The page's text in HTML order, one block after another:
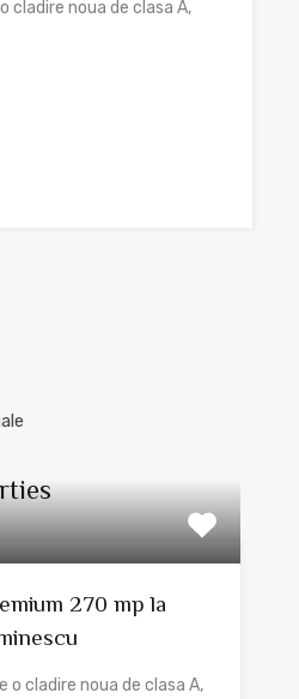
cladire noua de clasa A,
270 mp la
o cladire noua de clasa A,